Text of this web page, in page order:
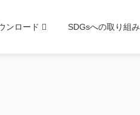
ンロード SDGsへの取り組み